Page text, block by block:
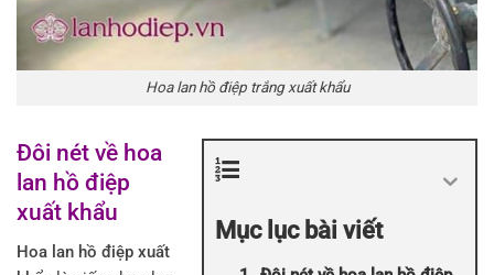
Hoa lan hồ điệp trắng xuất khẩu
Mục lục bài viết
Đôi nét về hoa
lan hồ điệp
xuất khẩu
Hoa lan hồ điệp xuất